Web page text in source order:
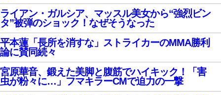
ライアン・ガルシア、マッスル美女から“強烈ビン
タ”被弾のショック！なぜそうなった
平本蓮「長所を消すな」ストライカーのMMA勝利
論に賛同続々
宮原華音、鍛えた美脚と腹筋でハイキック！「害
虫が粉々に…」フマキラーCMで迫力の一撃